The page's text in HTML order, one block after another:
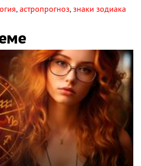
, астропрогноз, знаки зодиака